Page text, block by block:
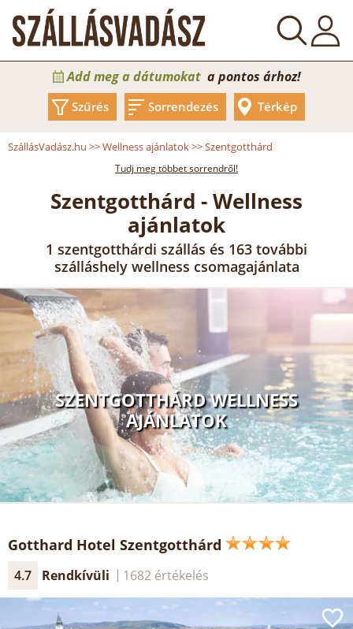
Add meg a dátumokat a pontos árhoz!
Szűrés Sorrendezés Térkép
SzállásVadász.hu >>Wellness ajánlatok>>Szentgotthárd
Tudj meg többet sorrendről!
Szentgotthárd - Wellness
ajánlatok
1 szentgotthárdi szállás és 163 további
szálláshely wellness csomagajánlata
SZENTGOTTHÁRD WELLNESS
AJÁNLATOK
Gotthard Hotel Szentgotthárd
4.7 Rendkívüli 1682 értékelés